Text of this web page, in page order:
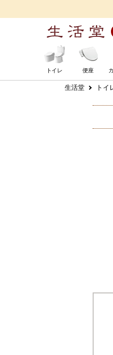
トイレ 便座
生活堂 トイ